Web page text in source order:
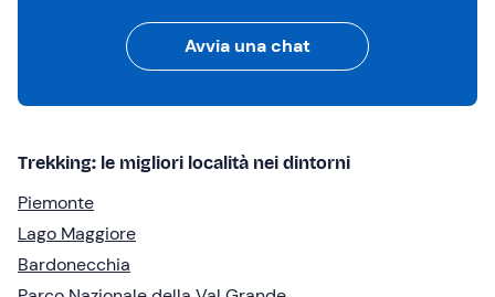
Avvia una chat
Trekking: le migliori località nei dintorni
Piemonte
Lago Maggiore
Bardonecchia